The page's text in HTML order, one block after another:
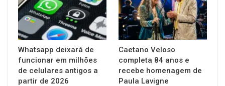
Whatsapp deixará de
funcionar em milhões
de celulares antigos a
partir de 2026
Caetano Veloso
completa 84 anos e
recebe homenagem de
Paula Lavigne